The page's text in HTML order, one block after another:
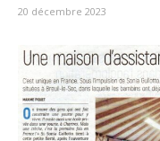
20 décembre 2023